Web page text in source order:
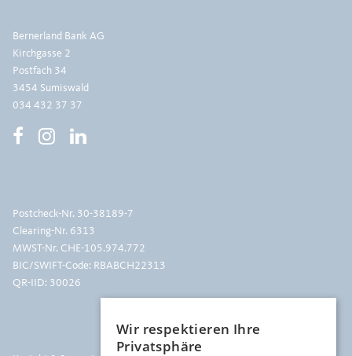
Bernerland Bank AG
Kirchgasse 2
Postfach 34
3454 Sumiswald
034 432 37 37
Postcheck-Nr. 30-38189-7
Clearing-Nr. 6313
MWST-Nr. CHE-105.974.772
BIC/SWIFT-Code: RBABCH22313
QR-IID: 30026
Wir respektieren Ihre
Privatsphäre